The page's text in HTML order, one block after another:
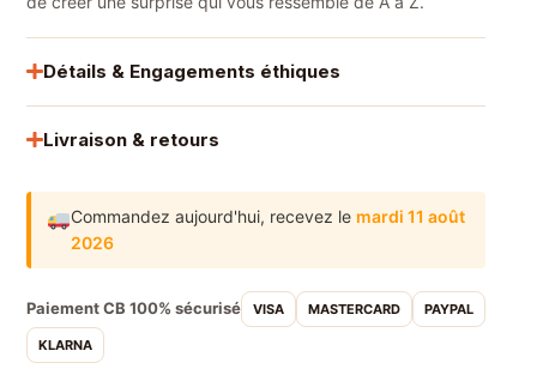
Détails & Engagements éthiques
Livraison & retours
Commandez aujourd'hui, recevez le mardi 11 août
2026
Paiement CB 100% sécurisé VISA MASTERCARD PAYPAL
KLARNA